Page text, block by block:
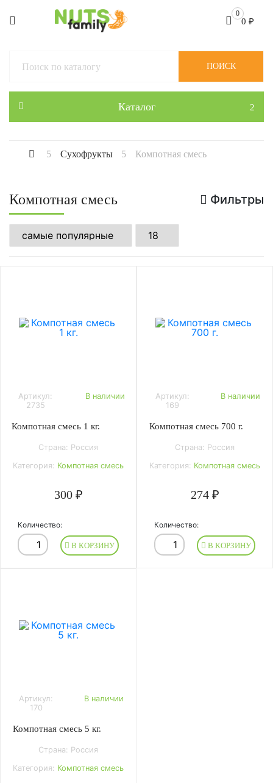
0
0 ₽
Каталог
ПОИСК
Сухофрукты Компотная смесь
Компотная смесь Фильтры
Артикул:
2735
В наличии
Компотная смесь 1 кг.
Страна: Россия
Категория: Компотная смесь
300 ₽
Количество:
В КОРЗИНУ
Артикул:
169
В наличии
Компотная смесь 700 г.
Страна: Россия
Категория: Компотная смесь
274 ₽
Количество:
В КОРЗИНУ
Артикул:
170
В наличии
Компотная смесь 5 кг.
Страна: Россия
Категория: Компотная смесь